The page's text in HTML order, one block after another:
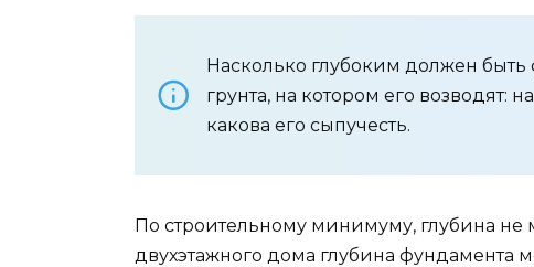
Насколько глубоким должен быть
грунта, на котором его возводят:
какова его сыпучесть.
По строительному минимуму, глубина не
двухэтажного дома глубина фундамента